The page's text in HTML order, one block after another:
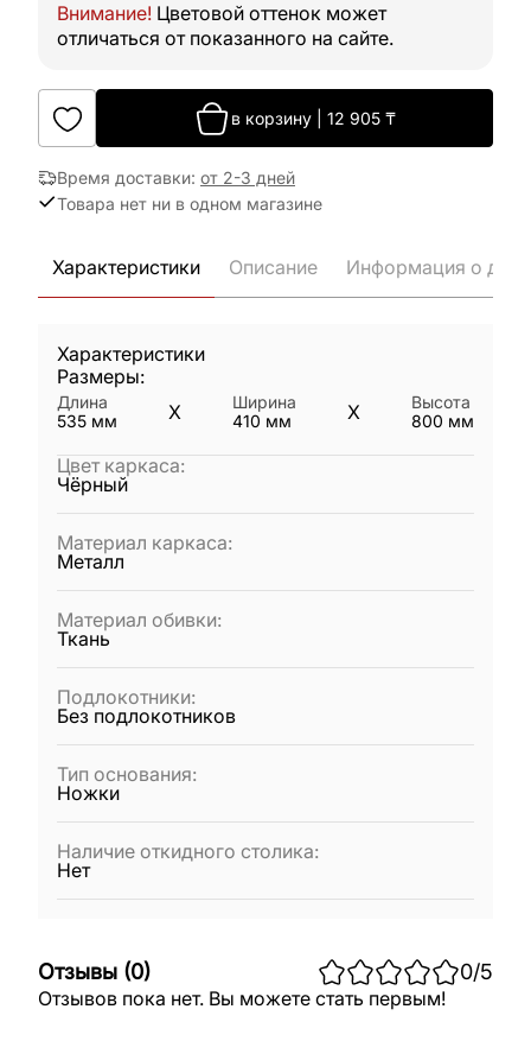
Внимание! Цветовой оттенок может
отличаться от показанного на сайте.
в корзину 12 905 ₸
Время доставки: от 2-3 дней
Товара нет ни в одном магазине
Характеристики Описание Информация о
Характеристики
Размеры:
Длина
535 мм X
Ширина
410 мм X
Высота
800 мм
Цвет каркаса:
Чёрный
Материал каркаса:
Металл
Материал обивки:
Ткань
Подлокотники:
Без подлокотников
Тип основания:
Ножки
Наличие откидного столика:
Нет
Отзывы (0) 0/5
Отзывов пока нет. Вы можете стать первым!